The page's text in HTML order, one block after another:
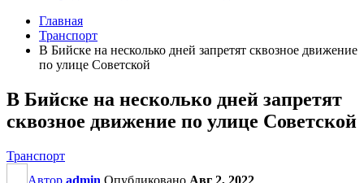
Главная
Транспорт
В Бийске на несколько дней запретят сквозное движение
по улице Советской
В Бийске на несколько дней запретят
сквозное движение по улице Советской
Транспорт
Автор admin Опубликовано Авг 2, 2022